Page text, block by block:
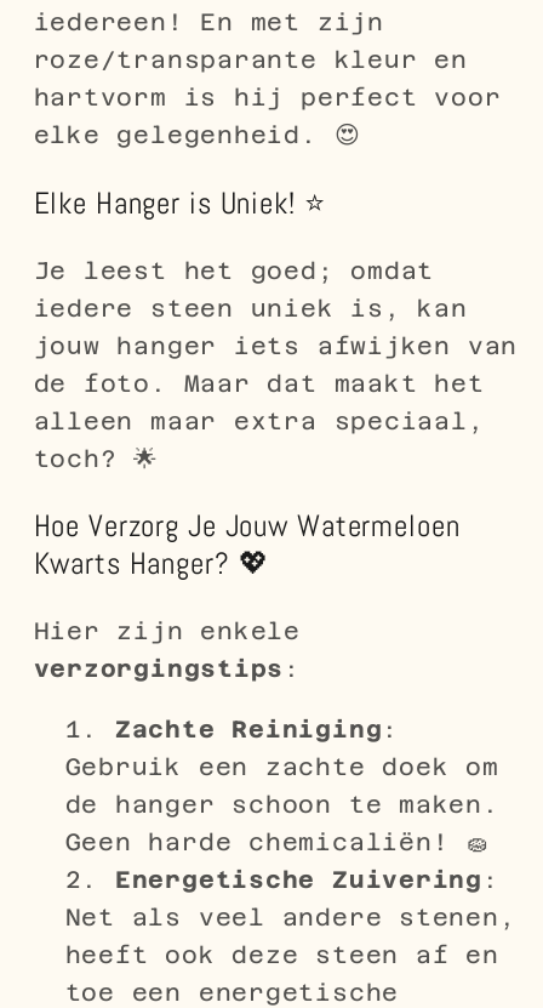
iedereen! En met zijn
roze/transparante kleur en
hartvorm is hij perfect voor
elke gelegenheid. 😍
Elke Hanger is Uniek! ⭐
Je leest het goed; omdat
iedere steen uniek is, kan
jouw hanger iets afwijken van
de foto. Maar dat maakt het
alleen maar extra speciaal,
toch? 🌟
Hoe Verzorg Je Jouw Watermeloen
Kwarts Hanger? 💖
Hier zijn enkele
verzorgingstips :
Zachte Reiniging :
Gebruik een zachte doek om
de hanger schoon te maken.
Geen harde chemicaliën! 🧽
Energetische Zuivering :
Net als veel andere stenen,
heeft ook deze steen af en
toe een energetische